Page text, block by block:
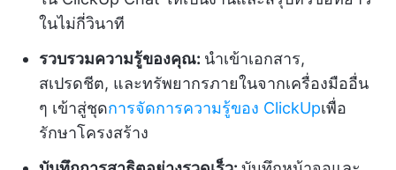
ในไม่กี่วินาที
รวบรวมความรู้ของคุณ: นำเข้าเอกสาร,
สเปรดชีต, และทรัพยากรภายในจากเครื่องมืออื่น
ๆ เข้าสู่ชุดการจัดการความรู้ของ ClickUpเพื่อ
รักษาโครงสร้าง